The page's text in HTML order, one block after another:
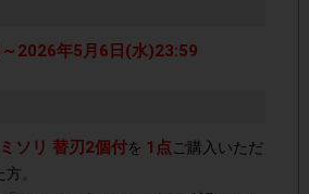
2026年5月6日(水)23:59
ソリ 替刃2個付を 1点 ご購入いただ
。